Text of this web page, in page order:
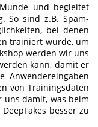
und begleitet
So sind z.B. Spam-
bei denen
trainiert wurde, um
werden wir uns
kann, damit er
Anwendereingaben
von Trainingsdaten
uns damit, was beim
besser zu